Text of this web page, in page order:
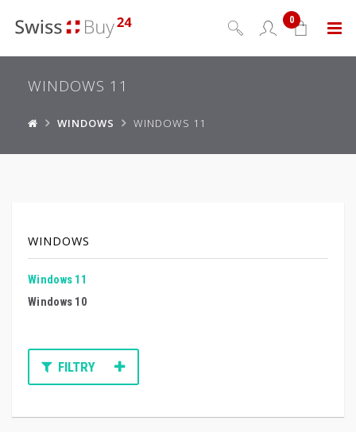
Menu
0
WINDOWS 11
WINDOWS WINDOWS 11
WINDOWS
Windows 11
Windows 10
FILTRY